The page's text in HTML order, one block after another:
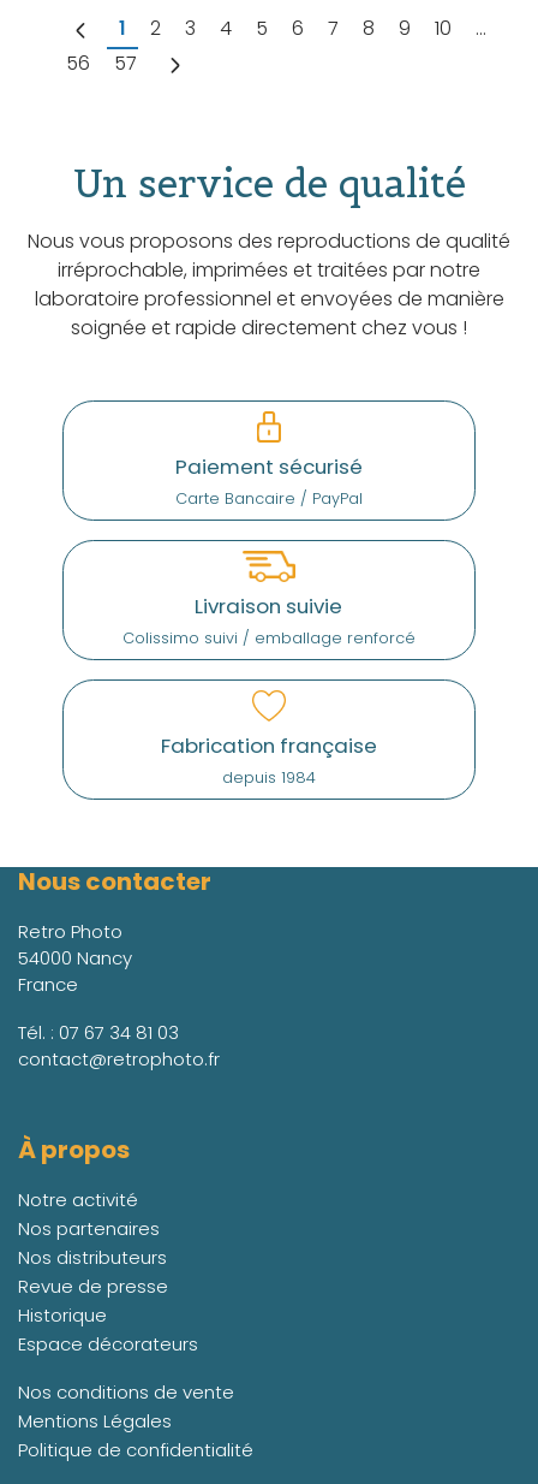
1 2 3 4 5 6 7 8 9 10
...
56
57
Un service de qualité
Nous vous proposons des reproductions de qualité
irréprochable, imprimées et traitées par notre
laboratoire professionnel et envoyées de manière
soignée et rapide directement chez vous !
Paiement sécurisé
Carte Bancaire / PayPal
Livraison suivie
Colissimo suivi / emballage renforcé
Fabrication française
depuis 1984
Nous contacter
Retro Photo
54000 Nancy
France
Tél. : 07 67 34 81 03
contact@retrophoto.fr
À propos
Notre activité
Nos partenaires
Nos distributeurs
Revue de presse
Historique
Espace décorateurs
Nos conditions de vente
Mentions Légales
Politique de confidentialité